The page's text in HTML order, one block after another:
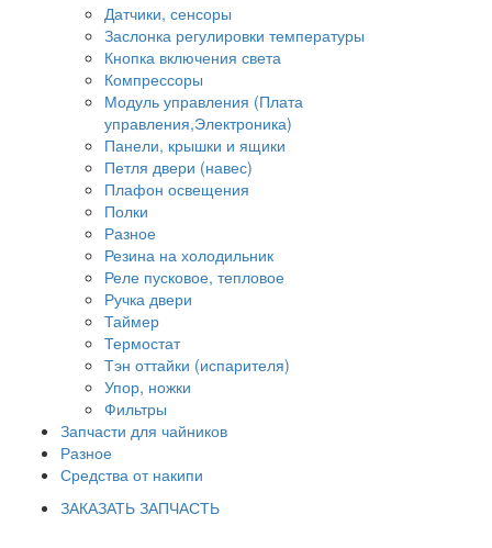
Датчики, сенсоры
Заслонка регулировки температуры
Кнопка включения света
Компрессоры
Модуль управления (Плата
управления,Электроника)
Панели, крышки и ящики
Петля двери (навес)
Плафон освещения
Полки
Разное
Резина на холодильник
Реле пусковое, тепловое
Ручка двери
Таймер
Термостат
Тэн оттайки (испарителя)
Упор, ножки
Фильтры
Запчасти для чайников
Разное
Средства от накипи
ЗАКАЗАТЬ ЗАПЧАСТЬ